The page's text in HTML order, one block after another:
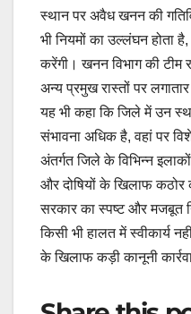
स्थान पर अवैध खनन की
भी नियमों का उल्लंघन होता
करेंगी। खनन विभाग की टीम
अन्य प्रमुख रास्तों पर
यह भी कहा कि जिले में उन
संभावना अधिक है, वहां पर
अंतर्गत जिले के विभिन्न
और दोषियों के खिलाफ कठोर
सरकार का स्पष्ट और मजबूत
किसी भी हालत में स्वीकार्य
के खिलाफ कड़ी कानूनी